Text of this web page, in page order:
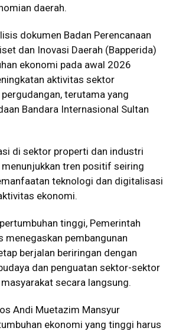
daerah.
dokumen Badan Perencanaan
dan Inovasi Daerah (Bapperida)
ekonomi pada awal 2026
aktivitas sektor
terutama yang
Bandara Internasional Sultan
di sektor properti dan industri
tren positif seiring
teknologi dan digitalisasi
ekonomi.
tinggi, Pemerintah
menegaskan pembangunan
berjalan beriringan dengan
dan penguatan sektor-sektor
secara langsung.
Andi Muetazim Mansyur
ekonomi yang tinggi harus